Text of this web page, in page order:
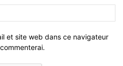
et site web dans ce navigateur